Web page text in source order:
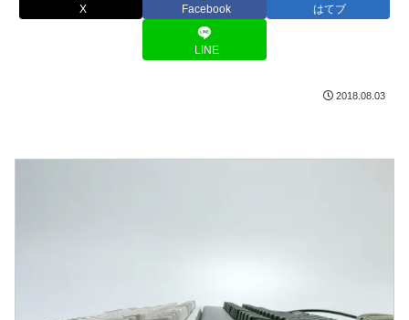
X Facebook はてブ
LINE
2018.08.03